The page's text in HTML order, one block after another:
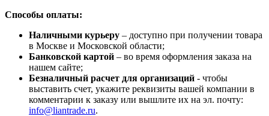
Способы оплаты:
Наличными курьеру – доступно при получении товара
в Москве и Московской области;
Банковской картой – во время оформления заказа на
нашем сайте;
Безналичный расчет для организаций - чтобы
выставить счет, укажите реквизиты вашей компании в
комментарии к заказу или вышлите их на эл. почту:
info@liantrade.ru.